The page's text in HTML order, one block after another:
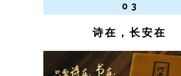
0 3
诗在，长安在